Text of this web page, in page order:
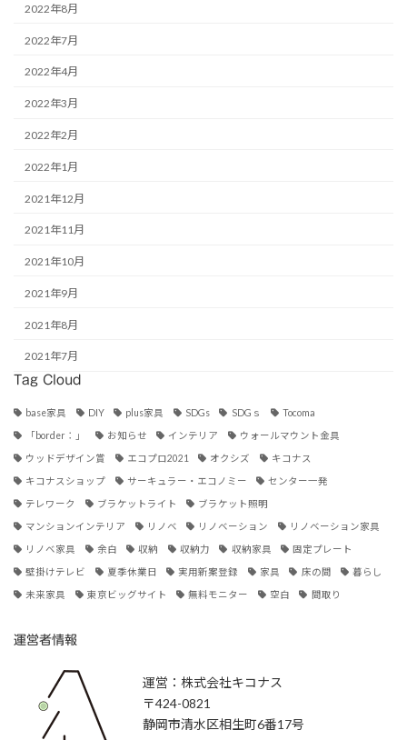
2022年8月
2022年7月
2022年4月
2022年3月
2022年2月
2022年1月
2021年12月
2021年11月
2021年10月
2021年9月
2021年8月
2021年7月
Tag Cloud
base家具 DIY plus家具 SDGs SDGｓ Tocoma
「border：」 お知らせ インテリア ウォールマウント金具
ウッドデザイン賞 エコプロ2021 オクシズ キコナス
キコナスショップ サーキュラー・エコノミー センター一発
テレワーク ブラケットライト ブラケット照明
マンションインテリア リノベ リノベーション リノベーション家具
リノベ家具 余白 収納 収納力 収納家具 固定プレート
壁掛けテレビ 夏季休業日 実用新案登録 家具 床の間 暮らし
未来家具 東京ビッグサイト 無料モニター 空白 間取り
運営者情報
運営：株式会社キコナス
〒424-0821
静岡市清水区相生町6番17号